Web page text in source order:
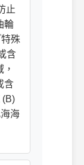
止
輪
殊
含
含
(B)
海